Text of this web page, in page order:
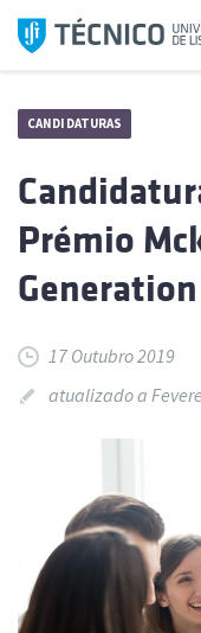
Saltar
para
CANDIDATURAS
Prémio
17 Outubro 2019
atualizado a